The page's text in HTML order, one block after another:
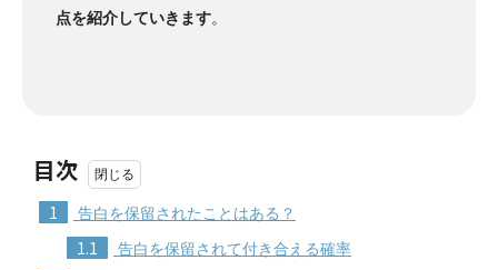
点を紹介していきます。
目次
1 告白を保留されたことはある？
1.1 告白を保留されて付き合える確率